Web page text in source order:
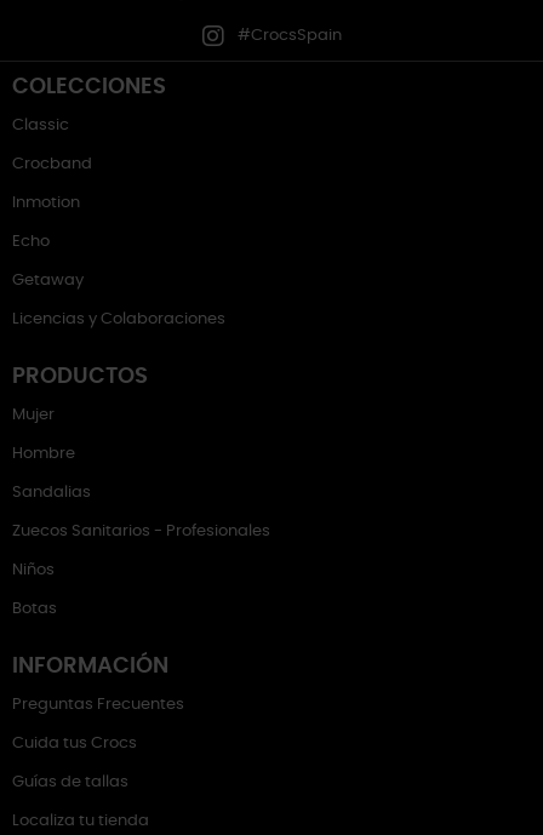
#CrocsSpain
COLECCIONES
Classic
Crocband
Inmotion
Echo
Getaway
Licencias y Colaboraciones
PRODUCTOS
Mujer
Hombre
Sandalias
Zuecos Sanitarios - Profesionales
Niños
Botas
INFORMACIÓN
Preguntas Frecuentes
Cuida tus Crocs
Guías de tallas
Localiza tu tienda